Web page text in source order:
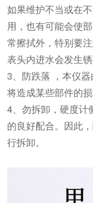
如果维护不当或在
用，也有可能会使
常擦拭外，特别要
表头内进水会发生
3、防跌落 ，本仪
将造成某些部件的损
4、勿拆卸，硬度计
的良好配合。因此
行拆卸。